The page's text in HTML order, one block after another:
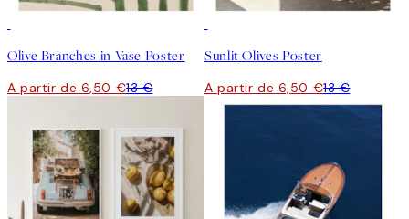
Olive Branches in Vase Poster
A partir de 6,50 €13 €
Sunlit Olives Poster
A partir de 6,50 €13 €